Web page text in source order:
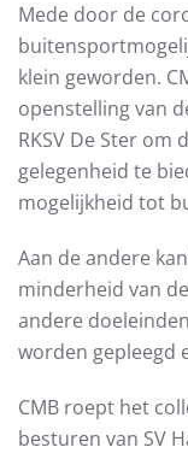
Mede door de
klein geworden.
openstelling van
RKSV De Ster
gelegenheid te
mogelijkheid tot
Aan de andere
minderheid van
andere
worden gepleegd
CMB roept het
besturen van SV